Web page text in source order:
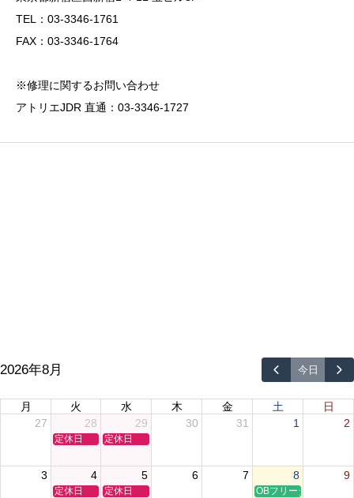
TEL：03-3346-1761
FAX：03-3346-1764
※修理に関するお問い合わせ
アトリエJDR 直通：03-3346-1727
2026年8月 今日
月 火 水 木 金 土
日
27
28
定休日
29
定休日
30 31 1 2
3 4
定休日
5
定休日
6 7 8
OBフリータイムクリ
9